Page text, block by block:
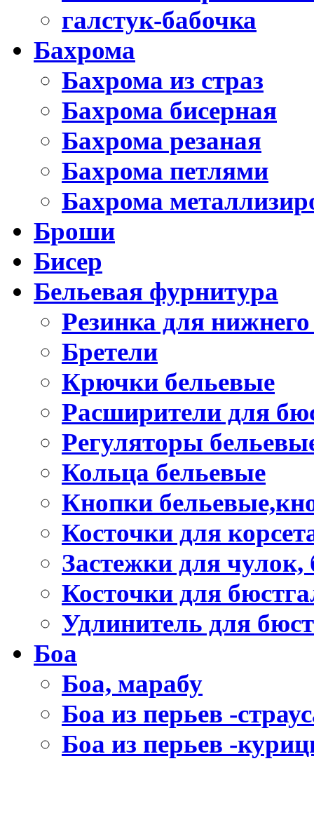
галстук-бабочка
Бахрома
Бахрома из страз
Бахрома бисерная
Бахрома резаная
Бахрома петлями
Бахрома
Броши
Бисер
Бельевая фурнитура
Резинка для
Бретели
Крючки бельевые
Расширители для
Регуляторы
Кольца бельевые
Кнопки
Косточки для
Застежки для чулок,
Косточки для
Удлинитель для
Боа
Боа, марабу
Боа из перьев -
Боа из перьев -